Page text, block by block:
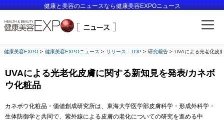
健康と美容のニュースなら健康美容EXPOニュース
健康美容EXPO 健康美容EXPOニュース リリース：TOP 研究報告 UVAによる光老化皮
UVAによる光老化皮膚に関する新知見を発表/カネボ
ウ化粧品
カネボウ化粧品・価値創成研究所は、東海大学医学部皮膚科学・形成外科学・
生体防御学と共同で、紫外線による皮膚の老化についての研究を進める中